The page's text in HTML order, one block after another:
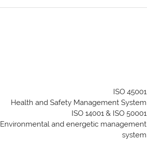
ISO 45001
Health and Safety Management System
ISO 14001 & ISO 50001
Environmental and energetic management
system